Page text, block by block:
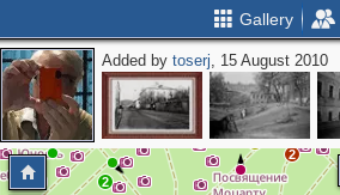
Gallery
Added bytoserj, 15 August 2010
2
2
2
2